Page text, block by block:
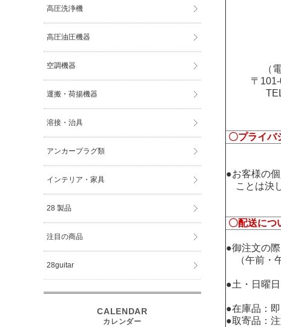
（
〒
〇プライバ
●お客様の
ことは決
〇配送につ
●御注文の
（午前・
●土・日曜
●在庫品：
●取寄品：
高圧洗浄機
高圧油圧機器
空調機器
運搬・荷揚機器
溶接・治具
アンカープラグ類
インテリア・家具
28 製品
注目の商品
28guitar